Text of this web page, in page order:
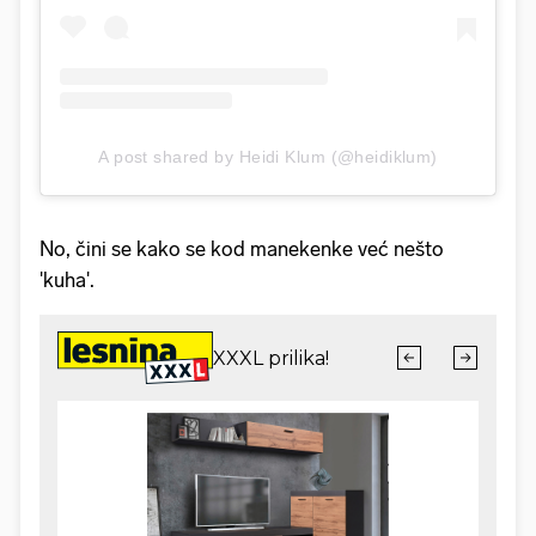
A post shared by Heidi Klum (@heidiklum)
No, čini se kako se kod manekenke već nešto
'kuha'.